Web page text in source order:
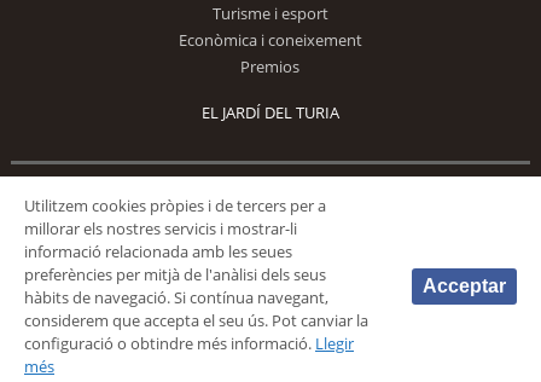
Turisme i esport
Econòmica i coneixement
Premios
EL JARDÍ DEL TURIA
© 2026 Fundación Deportiva Municipal Valencia |AVÍS LEGAL
Utilitzem cookies pròpies i de tercers per a
millorar els nostres servicis i mostrar-li
informació relacionada amb les seues
preferències per mitjà de l'anàlisi dels seus
hàbits de navegació. Si contínua navegant,
considerem que accepta el seu ús. Pot canviar la
configuració o obtindre més informació. Llegir
més
Acceptar